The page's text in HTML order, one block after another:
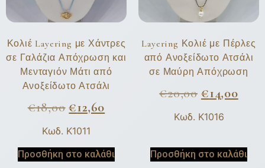
Κολιέ Layering με Χάντρες
σε Γαλάζια Απόχρωση και
Μενταγιόν Μάτι από
Ανοξείδωτο Ατσάλι
€18,00 €12,60
Κωδ. K1011
Προσθήκη στο καλάθι
Layering Κολιέ με Πέρλες
από Ανοξείδωτο Ατσάλι
σε Μαύρη Απόχρωση
€20,00 €14,00
Κωδ. K1016
Προσθήκη στο καλάθι